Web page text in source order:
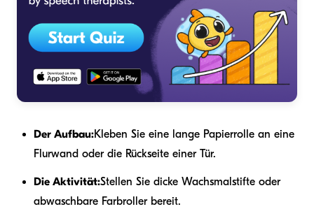
Der Aufbau:Kleben Sie eine lange Papierrolle an eine
Flurwand oder die Rückseite einer Tür.
Die Aktivität:Stellen Sie dicke Wachsmalstifte oder
abwaschbare Farbroller bereit.